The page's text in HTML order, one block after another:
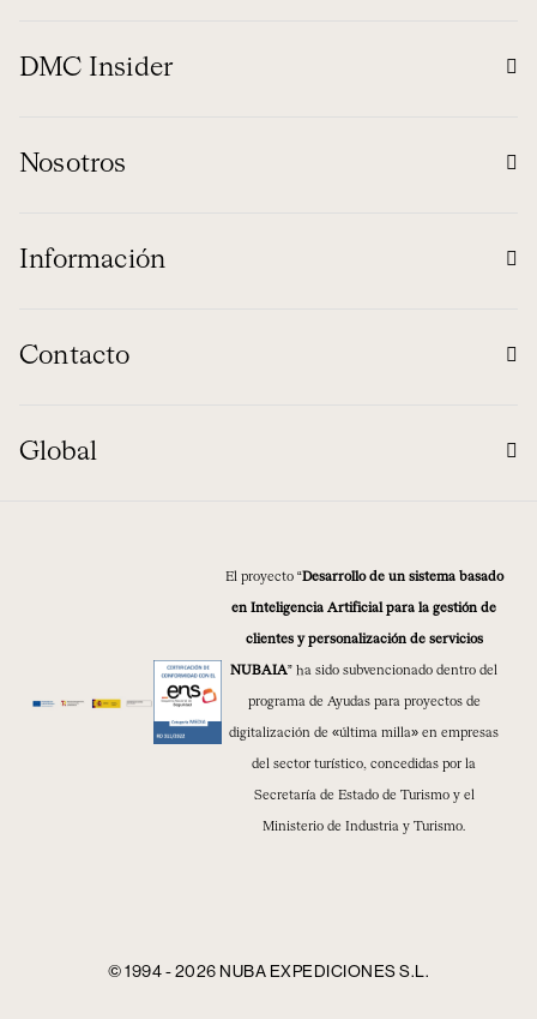
DMC Insider
Nosotros
Información
Contacto
Global
El proyecto “Desarrollo de un sistema basado
en Inteligencia Artificial para la gestión de
clientes y personalización de servicios
NUBAIA” ha sido subvencionado dentro del
programa de Ayudas para proyectos de
digitalización de «última milla» en empresas
del sector turístico, concedidas por la
Secretaría de Estado de Turismo y el
Ministerio de Industria y Turismo.
© 1994 - 2026 NUBA EXPEDICIONES S.L.